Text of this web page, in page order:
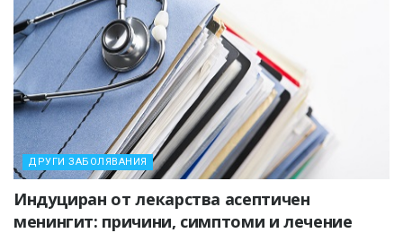
ДРУГИ ЗАБОЛЯВАНИЯ
Индуциран от лекарства асептичен
менингит: причини, симптоми и лечение